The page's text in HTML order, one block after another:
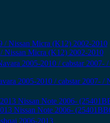
Nissan Micra (K12) 2002-2010
2005-2010 / cabstar 2007-
Nissan Note 2006-